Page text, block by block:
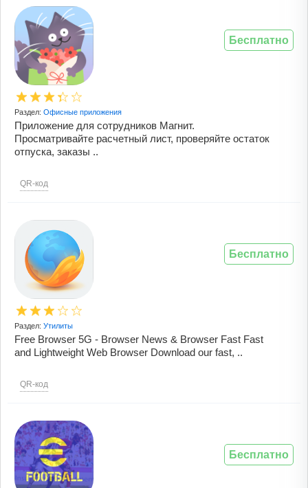
Раздел: Офисные приложения
Приложение для сотрудников Магнит.
Просматривайте расчетный лист, проверяйте остаток
отпуска, заказы ..
QR-код
Бесплатно
Раздел: Утилиты
Free Browser 5G - Browser News & Browser Fast Fast
and Lightweight Web Browser Download our fast, ..
QR-код
Бесплатно
Бесплатно